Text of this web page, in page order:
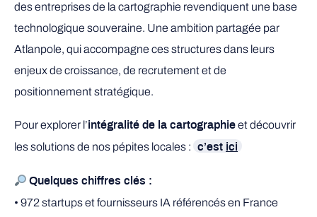
des entreprises de la cartographie revendiquent une base
technologique souveraine. Une ambition partagée par
Atlanpole, qui accompagne ces structures dans leurs
enjeux de croissance, de recrutement et de
positionnement stratégique.
Pour explorer l’intégralité de la cartographie et découvrir
les solutions de nos pépites locales :
c’est ici
Quelques chiffres clés :
• 972 startups et fournisseurs IA référencés en France